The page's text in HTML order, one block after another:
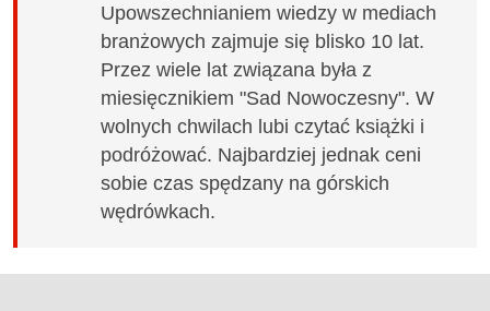
Upowszechnianiem wiedzy w mediach
branżowych zajmuje się blisko 10 lat.
Przez wiele lat związana była z
miesięcznikiem "Sad Nowoczesny". W
wolnych chwilach lubi czytać książki i
podróżować. Najbardziej jednak ceni
sobie czas spędzany na górskich
wędrówkach.